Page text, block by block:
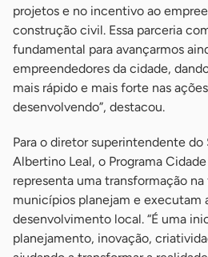
projetos e no incentivo ao
construção civil. Essa parceria
fundamental para avançarmos
empreendedores da cidade,
mais rápido e mais forte nas
desenvolvendo”, destacou.
Para o diretor superintendente do
Albertino Leal, o Programa
representa uma transformação
municípios planejam e executam
desenvolvimento local. “É uma
planejamento, inovação,